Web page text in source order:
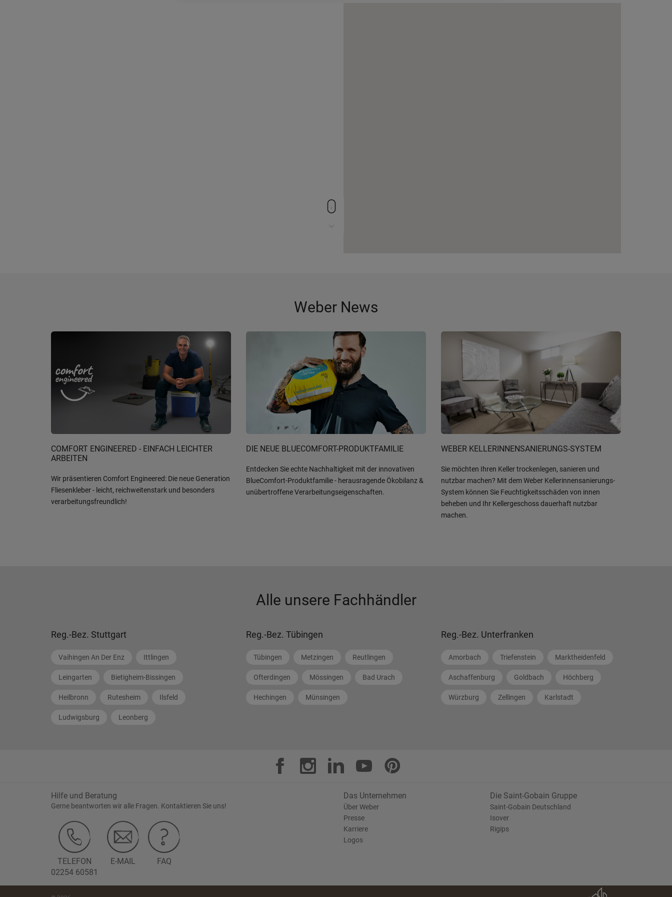
Weber News
COMFORT ENGINEERED - EINFACH LEICHTER
ARBEITEN
Wir präsentieren Comfort Engineered: Die neue Generation
Fliesenkleber - leicht, reichweitenstark und besonders
verarbeitungsfreundlich!
DIE NEUE BLUECOMFORT-PRODUKTFAMILIE
Entdecken Sie echte Nachhaltigkeit mit der innovativen
BlueComfort-Produktfamilie - herausragende Ökobilanz &
unübertroffene Verarbeitungseigenschaften.
WEBER KELLERINNENSANIERUNGS-SYSTEM
Sie möchten Ihren Keller trockenlegen, sanieren und
nutzbar machen? Mit dem Weber Kellerinnensanierungs-
System können Sie Feuchtigkeitsschäden von innen
beheben und Ihr Kellergeschoss dauerhaft nutzbar
machen.
Alle unsere Fachhändler
Reg.-Bez. Stuttgart
Vaihingen An Der Enz Ittlingen
Leingarten Bietigheim-Bissingen
Heilbronn Rutesheim Ilsfeld
Ludwigsburg Leonberg
Reg.-Bez. Tübingen
Tübingen Metzingen Reutlingen
Ofterdingen Mössingen Bad Urach
Hechingen Münsingen
Reg.-Bez. Unterfranken
Amorbach Triefenstein Marktheidenfeld
Aschaffenburg Goldbach Höchberg
Würzburg Zellingen Karlstadt
Hilfe und Beratung
Gerne beantworten wir alle Fragen. Kontaktieren Sie uns!
TELEFON
02254 60581
E-MAIL FAQ
Das Unternehmen
Über Weber
Presse
Karriere
Logos
Die Saint-Gobain Gruppe
Saint-Gobain Deutschland
Isover
Rigips